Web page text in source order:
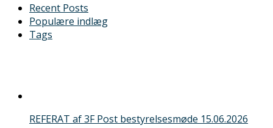
Recent Posts
Populære indlæg
Tags
REFERAT af 3F Post bestyrelsesmøde 15.06.2026